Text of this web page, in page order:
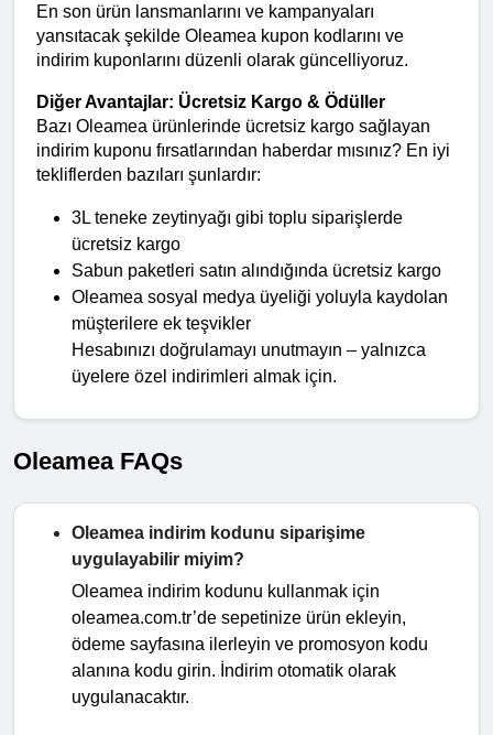
En son ürün lansmanlarını ve kampanyaları
yansıtacak şekilde Oleamea kupon kodlarını ve
indirim kuponlarını düzenli olarak güncelliyoruz.
Diğer Avantajlar: Ücretsiz Kargo & Ödüller
Bazı Oleamea ürünlerinde ücretsiz kargo sağlayan
indirim kuponu fırsatlarından haberdar mısınız? En iyi
tekliflerden bazıları şunlardır:
3L teneke zeytinyağı gibi toplu siparişlerde
ücretsiz kargo
Sabun paketleri satın alındığında ücretsiz kargo
Oleamea sosyal medya üyeliği yoluyla kaydolan
müşterilere ek teşvikler
Hesabınızı doğrulamayı unutmayın – yalnızca
üyelere özel indirimleri almak için.
Oleamea FAQs
Oleamea indirim kodunu siparişime
uygulayabilir miyim?
Oleamea indirim kodunu kullanmak için
oleamea.com.tr’de sepetinize ürün ekleyin,
ödeme sayfasına ilerleyin ve promosyon kodu
alanına kodu girin. İndirim otomatik olarak
uygulanacaktır.